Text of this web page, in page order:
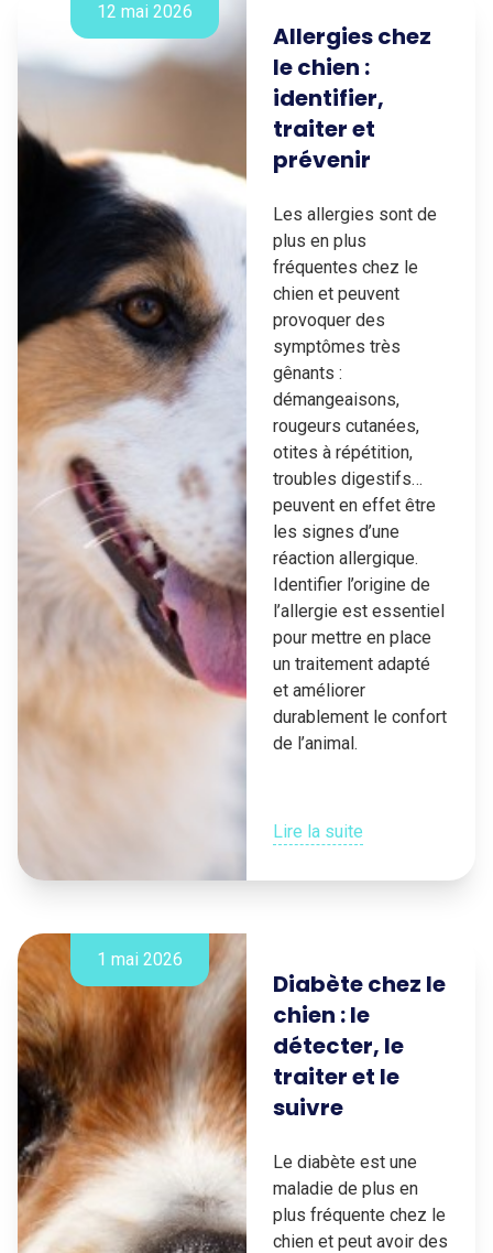
12 mai 2026
Allergies chez
le chien :
identifier,
traiter et
prévenir
Les allergies sont de
plus en plus
fréquentes chez le
chien et peuvent
provoquer des
symptômes très
gênants :
démangeaisons,
rougeurs cutanées,
otites à répétition,
troubles digestifs…
peuvent en effet être
les signes d’une
réaction allergique.
Identifier l’origine de
l’allergie est essentiel
pour mettre en place
un traitement adapté
et améliorer
durablement le confort
de l’animal.
Lire la suite
1 mai 2026
Diabète chez le
chien : le
détecter, le
traiter et le
suivre
Le diabète est une
maladie de plus en
plus fréquente chez le
chien et peut avoir des